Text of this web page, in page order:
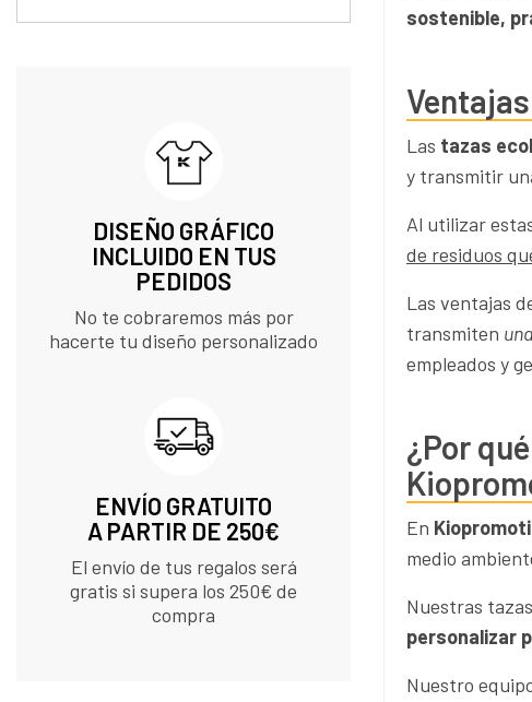
DISEÑO GRÁFICO
INCLUIDO EN TUS
PEDIDOS​
No te cobraremos más por
hacerte tu diseño personalizado
ENVÍO GRATUITO
A PARTIR DE 250€
El envío de tus regalos será
gratis si supera los 250€ de
compra
sostenible,
Las tazas
y transmitir
Al utilizar
de residuos
Las ventajas
transmiten
empleados y
¿Por
En
medio
Nuestras
personalizar
Nuestro